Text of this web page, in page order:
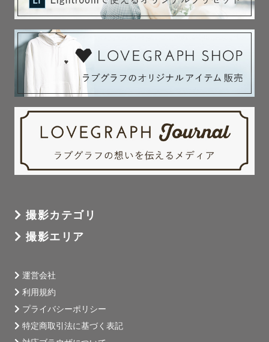
撮影カテゴリ
撮影エリア
運営会社
利用規約
プライバシーポリシー
特定商取引法に基づく表記